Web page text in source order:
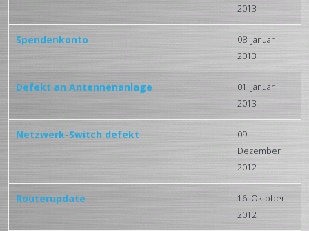
2013
Spendenkonto
08. Januar
2013
Defekt an Antennenanlage
01. Januar
2013
Netzwerk-Switch defekt
09.
Dezember
2012
Routerupdate
16. Oktober
2012